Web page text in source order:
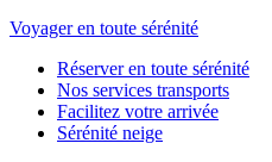
Voyager en toute sérénité
Réserver en toute sérénité
Nos services transports
Facilitez votre arrivée
Sérénité neige